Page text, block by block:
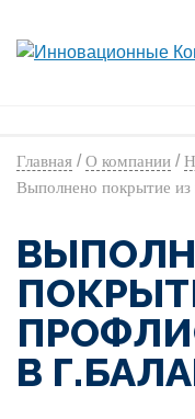
Главная /О компании /
Выполнено покрытие из
В